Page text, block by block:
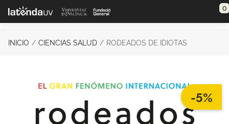
Saltar al contenido principal 0
INICIO CIENCIAS SALUD RODEADOS DE IDIOTAS
-5%